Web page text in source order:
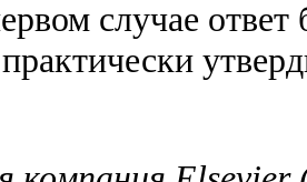
случае